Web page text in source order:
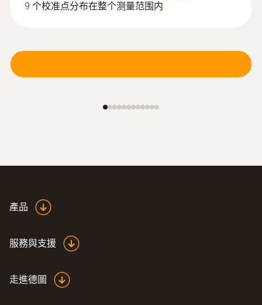
9 个校准点分布在整个测量范围内
產品
服務與支援
走進德圖